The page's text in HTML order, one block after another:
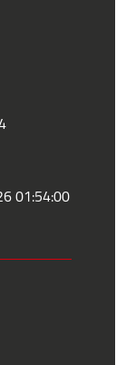
01:54:00